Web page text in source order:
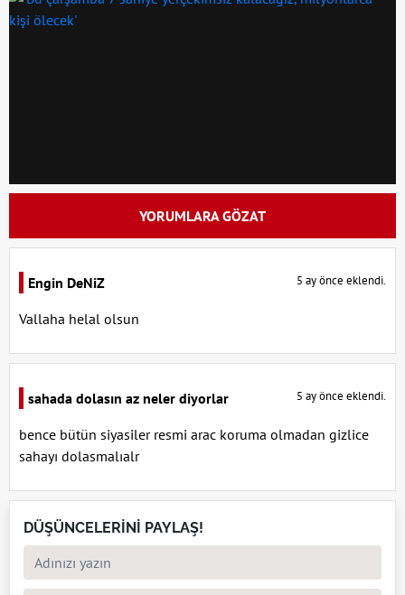
YORUMLARA GÖZAT
Engin DeNiZ 5 ay önce eklendi.
Vallaha helal olsun
sahada dolasın az neler diyorlar 5 ay önce eklendi.
bence bütün siyasiler resmi arac koruma olmadan gizlice
sahayı dolasmalıalr
DÜŞÜNCELERİNİ PAYLAŞ!